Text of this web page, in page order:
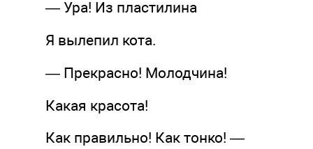
— Ура! Из пластилина
Я вылепил кота.
— Прекрасно! Молодчина!
Какая красота!
Как правильно! Как тонко! —